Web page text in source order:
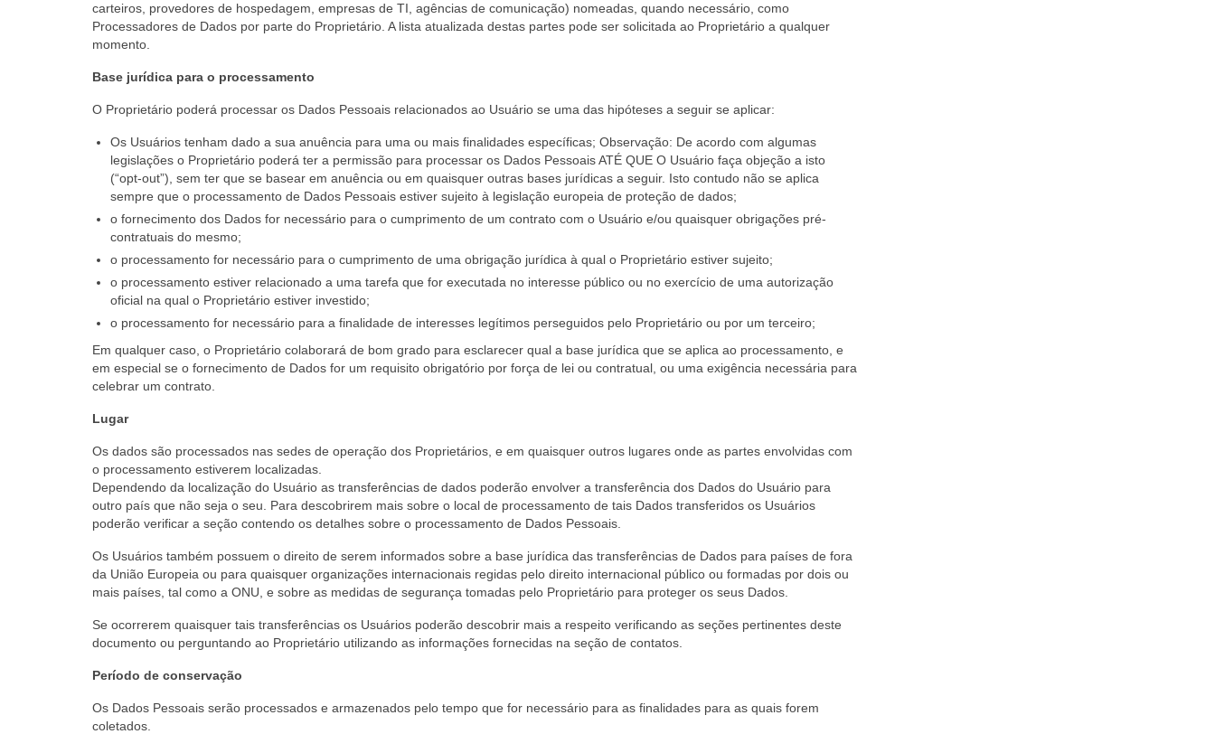
carteiros, provedores de hospedagem, empresas de TI, agências de comunicação) nomeadas, quando necessário, como
Processadores de Dados por parte do Proprietário. A lista atualizada destas partes pode ser solicitada ao Proprietário a qualquer
momento.
Base jurídica para o processamento
O Proprietário poderá processar os Dados Pessoais relacionados ao Usuário se uma das hipóteses a seguir se aplicar:
Os Usuários tenham dado a sua anuência para uma ou mais finalidades específicas; Observação: De acordo com algumas
legislações o Proprietário poderá ter a permissão para processar os Dados Pessoais ATÉ QUE O Usuário faça objeção a isto
(“opt-out”), sem ter que se basear em anuência ou em quaisquer outras bases jurídicas a seguir. Isto contudo não se aplica
sempre que o processamento de Dados Pessoais estiver sujeito à legislação europeia de proteção de dados;
o fornecimento dos Dados for necessário para o cumprimento de um contrato com o Usuário e/ou quaisquer obrigações pré-
contratuais do mesmo;
o processamento for necessário para o cumprimento de uma obrigação jurídica à qual o Proprietário estiver sujeito;
o processamento estiver relacionado a uma tarefa que for executada no interesse público ou no exercício de uma autorização
oficial na qual o Proprietário estiver investido;
o processamento for necessário para a finalidade de interesses legítimos perseguidos pelo Proprietário ou por um terceiro;
Em qualquer caso, o Proprietário colaborará de bom grado para esclarecer qual a base jurídica que se aplica ao processamento, e
em especial se o fornecimento de Dados for um requisito obrigatório por força de lei ou contratual, ou uma exigência necessária para
celebrar um contrato.
Lugar
Os dados são processados ​​nas sedes de operação dos Proprietários, e em quaisquer outros lugares onde as partes envolvidas com
o processamento estiverem localizadas.
Dependendo da localização do Usuário as transferências de dados poderão envolver a transferência dos Dados do Usuário para
outro país que não seja o seu. Para descobrirem mais sobre o local de processamento de tais Dados transferidos os Usuários
poderão verificar a seção contendo os detalhes sobre o processamento de Dados Pessoais.
Os Usuários também possuem o direito de serem informados sobre a base jurídica das transferências de Dados para países de fora
da União Europeia ou para quaisquer organizações internacionais regidas pelo direito internacional público ou formadas por dois ou
mais países, tal como a ONU, e sobre as medidas de segurança tomadas pelo Proprietário para proteger os seus Dados.
Se ocorrerem quaisquer tais transferências os Usuários poderão descobrir mais a respeito verificando as seções pertinentes deste
documento ou perguntando ao Proprietário utilizando as informações fornecidas na seção de contatos.
Período de conservação
Os Dados Pessoais serão processados e armazenados pelo tempo que for necessário para as finalidades para as quais forem
coletados.